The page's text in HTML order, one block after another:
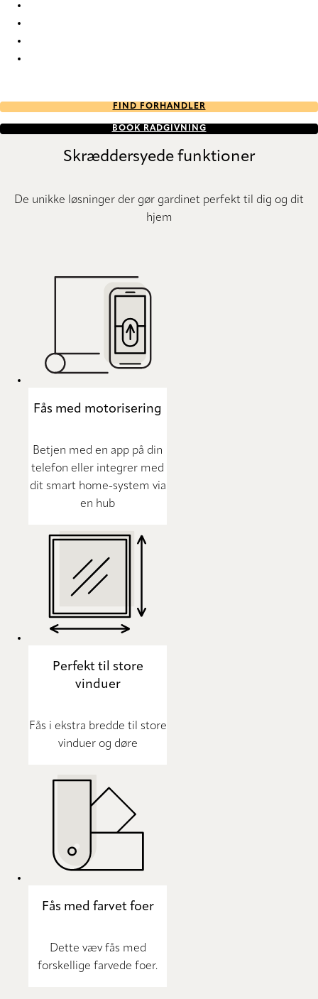
FIND FORHANDLER
BOOK RÅDGIVNING
Skræddersyede funktioner
De unikke løsninger der gør gardinet perfekt til dig og dit
hjem
Fås med motorisering
Betjen med en app på din
telefon eller integrer med
dit smart home-system via
en hub
Perfekt til store
vinduer
Fås i ekstra bredde til store
vinduer og døre
Fås med farvet foer
Dette væv fås med
forskellige farvede foer.